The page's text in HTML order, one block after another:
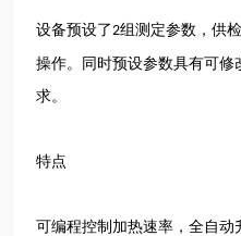
设备预设了2组测定参数，供
操作。同时预设参数具有可
求。
特点
可编程控制加热速率，全自动